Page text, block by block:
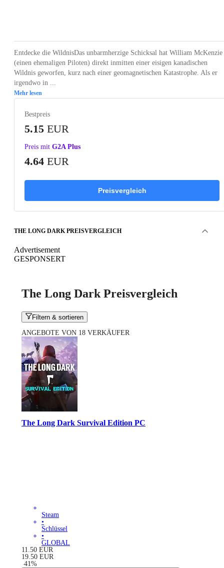
Entdecke die WildnisDas unbarmherzige Schicksal hat William McKenzie
(einen ehemaligen Piloten) direkt inmitten einer eisigen kanadischen
Wildnis geworfen, kurz nach einer geomagnetischen Katastrophe. Als er
irgendwo in ...
Mehr lesen
Bestpreis
5.15 EUR
Preis mit G2A Plus
4.64 EUR
Preisvergleich
THE LONG DARK PREISVERGLEICH
Advertisement
GESPONSERT
The Long Dark Preisvergleich
Filtern & sortieren
ANGEBOTE VON 18 VERKÄUFER
The Long Dark Survival Edition PC
Steam
•
Schlüssel
•
GLOBAL
11.50 EUR
19.50 EUR
-41 %